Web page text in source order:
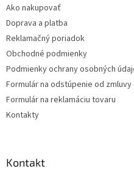
Ako nakupovať
Doprava a platba
Reklamačný poriadok
Obchodné podmienky
Podmienky ochrany osobných
Formulár na odstúpenie od zmluvy
Formulár na reklamáciu tovaru
Kontakty
Kontakt